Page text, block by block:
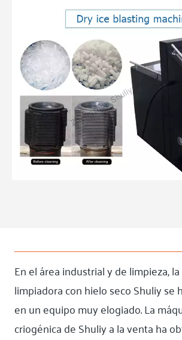
En el área industrial y de limpieza,
limpiadora con hielo seco Shuliy se
en un equipo muy elogiado. La
criogénica de Shuliy a la venta ha